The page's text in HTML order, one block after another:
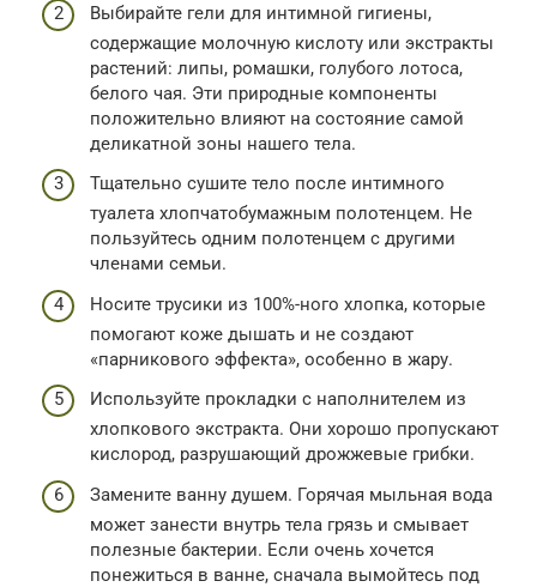
Выбирайте гели для интимной гигиены,
содержащие молочную кислоту или экстракты
растений: липы, ромашки, голубого лотоса,
белого чая. Эти природные компоненты
положительно влияют на состояние самой
деликатной зоны нашего тела.
Тщательно сушите тело после интимного
туалета хлопчатобумажным полотенцем. Не
пользуйтесь одним полотенцем с другими
членами семьи.
Носите трусики из 100%-ного хлопка, которые
помогают коже дышать и не создают
«парникового эффекта», особенно в жару.
Используйте прокладки с наполнителем из
хлопкового экстракта. Они хорошо пропускают
кислород, разрушающий дрожжевые грибки.
Замените ванну душем. Горячая мыльная вода
может занести внутрь тела грязь и смывает
полезные бактерии. Если очень хочется
понежиться в ванне, сначала вымойтесь под